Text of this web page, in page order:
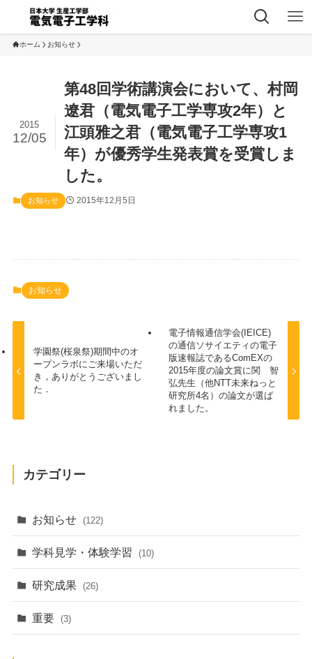
ホーム お知らせ
第48回学術講演会において、村岡
遼君（電気電子工学専攻2年）と
江頭雅之君（電気電子工学専攻1
年）が優秀学生発表賞を受賞しま
した。
2015
12/05
お知らせ 2015年12月5日
お知らせ
学園祭(桜泉祭)期間中のオ
ープンラボにご来場いただ
き，ありがとうございまし
た．
電子情報通信学会(IEICE)
の通信ソサイエティの電子
版速報誌であるComEXの
2015年度の論文賞に関 智
弘先生（他NTT未来ねっと
研究所4名）の論文が選ば
れました。
カテゴリー
お知らせ (122)
学科見学・体験学習 (10)
研究成果 (26)
重要 (3)